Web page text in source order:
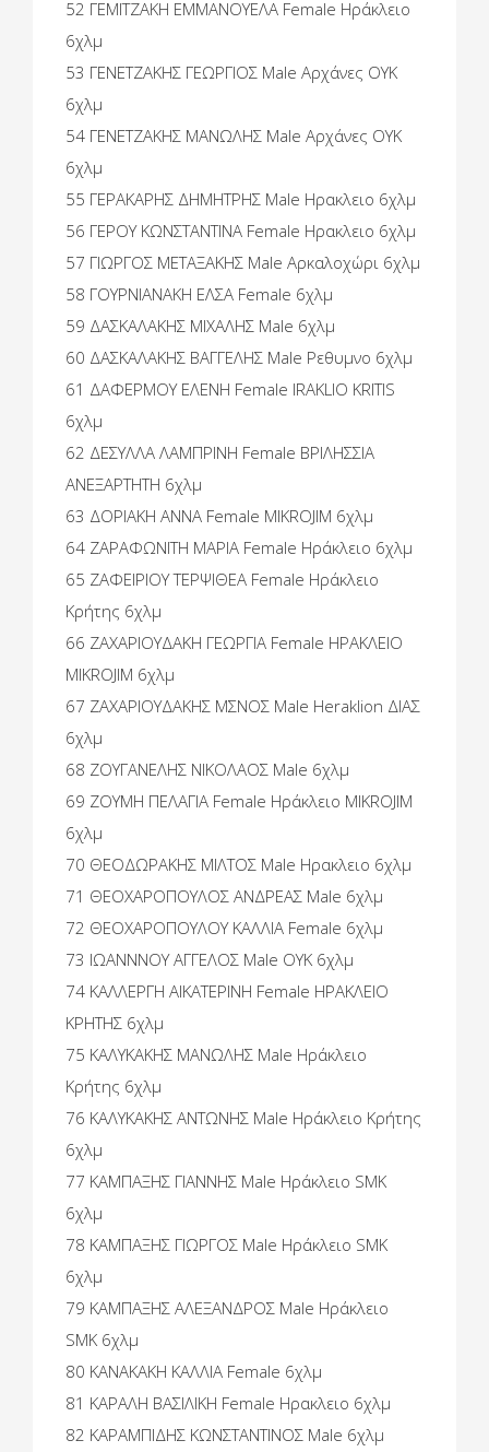
52 ΓΕΜΙΤΖΑΚΗ ΕΜΜΑΝΟΥΕΛΑ Female Ηράκλειο
6χλμ
53 ΓΕΝΕΤΖΑΚΗΣ ΓΕΩΡΓΙΟΣ Male Αρχάνες OYK
6χλμ
54 ΓΕΝΕΤΖΑΚΗΣ ΜΑΝΩΛΗΣ Male Αρχάνες OYK
6χλμ
55 ΓΕΡΑΚΑΡΗΣ ΔΗΜΗΤΡΗΣ Male Ηρακλειο 6χλμ
56 ΓΕΡΟΥ ΚΩΝΣΤΑΝΤΙΝΑ Female Ηρακλειο 6χλμ
57 ΓΙΩΡΓΟΣ ΜΕΤΑΞΑΚΗΣ Male Αρκαλοχώρι 6χλμ
58 ΓΟΥΡΝΙΑΝΑΚΗ ΕΛΣΑ Female 6χλμ
59 ΔΑΣΚΑΛΑΚΗΣ ΜΙΧΑΛΗΣ Male 6χλμ
60 ΔΑΣΚΑΛΑΚΗΣ ΒΑΓΓΕΛΗΣ Male Ρεθυμνο 6χλμ
61 ΔΑΦΕΡΜΟΥ ΕΛΕΝΗ Female IRAKLIO KRITIS
6χλμ
62 ΔΕΣΥΛΛΑ ΛΑΜΠΡΙΝΗ Female ΒΡΙΛΗΣΣΙΑ
ΑΝΕΞΑΡΤΗΤΗ 6χλμ
63 ΔΟΡΙΑΚΗ ΑΝΝΑ Female MIKROJIM 6χλμ
64 ΖΑΡΑΦΩΝΙΤΗ ΜΑΡΙΑ Female Ηράκλειο 6χλμ
65 ΖΑΦΕΙΡΙΟΥ ΤΕΡΨΙΘΕΑ Female Ηράκλειο
Κρήτης 6χλμ
66 ΖΑΧΑΡΙΟΥΔΑΚΗ ΓΕΩΡΓΙΑ Female ΗΡΑΚΛΕΙΟ
MIKROJIM 6χλμ
67 ΖΑΧΑΡΙΟΥΔΑΚΗΣ ΜΣΝΟΣ Male Heraklion ΔΙΑΣ
6χλμ
68 ΖΟΥΓΑΝΕΛΗΣ ΝΙΚΟΛΑΟΣ Male 6χλμ
69 ΖΟΥΜΗ ΠΕΛΑΓΙΑ Female Ηράκλειο MIKROJIM
6χλμ
70 ΘΕΟΔΩΡΑΚΗΣ ΜΙΛΤΟΣ Male Ηρακλειο 6χλμ
71 ΘΕΟΧΑΡΟΠΟΥΛΟΣ ΑΝΔΡΕΑΣ Male 6χλμ
72 ΘΕΟΧΑΡΟΠΟΥΛΟΥ ΚΑΛΛΙΑ Female 6χλμ
73 ΙΩΑΝΝΝΟΥ ΑΓΓΕΛΟΣ Male OYK 6χλμ
74 ΚΑΛΛΕΡΓΗ ΑΙΚΑΤΕΡΙΝΗ Female ΗΡΑΚΛΕΙΟ
ΚΡΗΤΗΣ 6χλμ
75 ΚΑΛΥΚΑΚΗΣ ΜΑΝΩΛΗΣ Male Ηράκλειο
Κρήτης 6χλμ
76 ΚΑΛΥΚΑΚΗΣ ΑΝΤΩΝΗΣ Male Ηράκλειο Κρήτης
6χλμ
77 ΚΑΜΠΑΞΗΣ ΓΙΑΝΝΗΣ Male Ηράκλειο SMK
6χλμ
78 ΚΑΜΠΑΞΗΣ ΓΙΩΡΓΟΣ Male Ηράκλειο SMK
6χλμ
79 ΚΑΜΠΑΞΗΣ ΑΛΕΞΑΝΔΡΟΣ Male Ηράκλειο
SMK 6χλμ
80 ΚΑΝΑΚΑΚH ΚΑΛΛΙΑ Female 6χλμ
81 ΚΑΡΑΛΗ ΒΑΣΙΛΙΚΗ Female Ηρακλειο 6χλμ
82 ΚΑΡΑΜΠΙΔΗΣ ΚΩΝΣΤΑΝΤΙΝΟΣ Male 6χλμ